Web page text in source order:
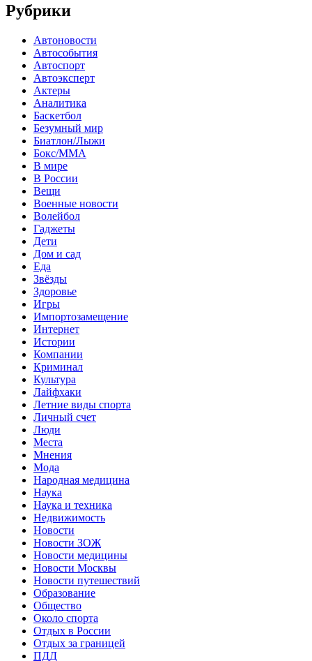
Рубрики
Автоновости
Автособытия
Автоспорт
Автоэксперт
Актеры
Аналитика
Баскетбол
Безумный мир
Биатлон/Лыжи
Бокс/MMA
В мире
В России
Вещи
Военные новости
Волейбол
Гаджеты
Дети
Дом и сад
Еда
Звёзды
Здоровье
Игры
Импортозамещение
Интернет
Истории
Компании
Криминал
Культура
Лайфхаки
Летние виды спорта
Личный счет
Люди
Места
Мнения
Мода
Народная медицина
Наука
Наука и техника
Недвижимость
Новости
Новости ЗОЖ
Новости медицины
Новости Москвы
Новости путешествий
Образование
Общество
Около спорта
Отдых в России
Отдых за границей
ПДД